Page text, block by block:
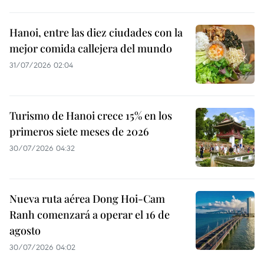
Hanoi, entre las diez ciudades con la
mejor comida callejera del mundo
31/07/2026 02:04
Turismo de Hanoi crece 15% en los
primeros siete meses de 2026
30/07/2026 04:32
Nueva ruta aérea Dong Hoi-Cam
Ranh comenzará a operar el 16 de
agosto
30/07/2026 04:02